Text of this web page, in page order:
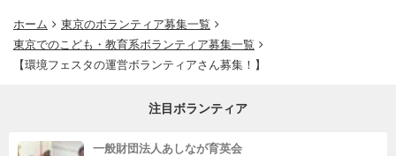
ホーム
東京のボランティア募集一覧
東京でのこども・教育系ボランティア募集一覧
【環境フェスタの運営ボランティアさん募集！】
注目ボランティア
一般財団法人あしなが育英会